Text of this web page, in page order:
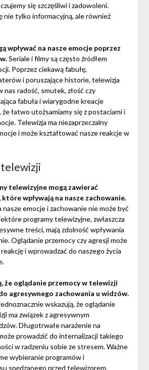
się szczęśliwi i zadowoleni.
nie tylko informacyjną, ale również
wpływać na nasze emocje poprzez
Seriale i filmy są często źródłem
Poprzez ciekawą fabułę,
i poruszające historie, telewizja
radość, smutek, złość czy
fabuła i wiarygodne kreacje
łatwo utożsamiamy się z postaciami i
Telewizja ma niezaprzeczalny
i może kształtować nasze reakcje w
telewizji
telewizyjne mogą zawierać
wpływają na nasze zachowanie.
emocje i zachowanie nie może być
programy telewizyjne, zwłaszcza
treści, mają zdolność wpływania
Oglądanie przemocy czy agresji może
i wprowadzać do naszego życia
że oglądanie przemocy w telewizji
agresywnego zachowania u widzów.
wskazują, że oglądanie
ma związek z agresywnym
Długotrwałe narażenie na
prowadzić do internalizacji takiego
w radzeniu sobie ze stresem. Ważne
wybieranie programów i
spędzanego przed telewizorem.